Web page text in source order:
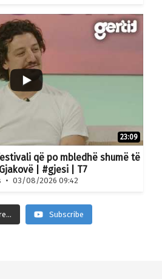
23:09
që po mbledhë shumë të
| #gjesi | T7
03/08/2026 09:42
Subscribe